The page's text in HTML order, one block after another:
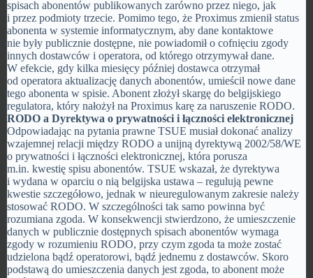
spisach abonentów publikowanych zarówno przez niego, jak
i przez podmioty trzecie. Pomimo tego, że Proximus zmienił status
abonenta w systemie informatycznym, aby dane kontaktowe
nie były publicznie dostępne, nie powiadomił o cofnięciu zgody
innych dostawców i operatora, od którego otrzymywał dane.
W efekcie, gdy kilka miesięcy później dostawca otrzymał
od operatora aktualizację danych abonentów, umieścił nowe dane
tego abonenta w spisie. Abonent złożył skargę do belgijskiego
regulatora, który nałożył na Proximus karę za naruszenie RODO.
RODO a Dyrektywa o prywatności i łączności elektronicznej
Odpowiadając na pytania prawne TSUE musiał dokonać analizy
wzajemnej relacji między RODO a unijną dyrektywą 2002/58/WE
o prywatności i łączności elektronicznej, która porusza
m.in. kwestię spisu abonentów. TSUE wskazał, że dyrektywa
i wydana w oparciu o nią belgijska ustawa – regulują pewne
kwestie szczegółowo, jednak w nieuregulowanym zakresie należy
stosować RODO. W szczególności tak samo powinna być
rozumiana zgoda. W konsekwencji stwierdzono, że umieszczenie
danych w publicznie dostępnych spisach abonentów wymaga
zgody w rozumieniu RODO, przy czym zgoda ta może zostać
udzielona bądź operatorowi, bądź jednemu z dostawców. Skoro
podstawą do umieszczenia danych jest zgoda, to abonent może